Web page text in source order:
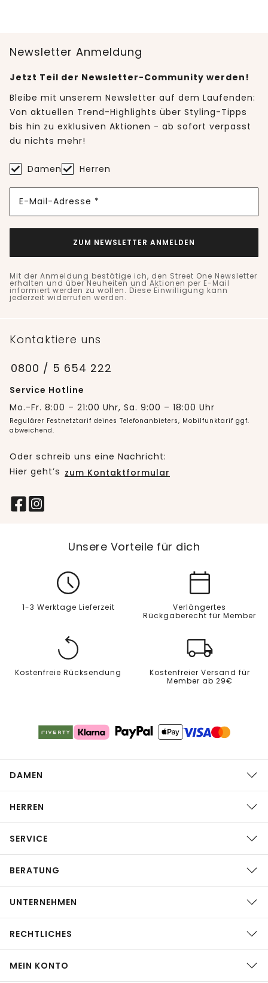
Newsletter Anmeldung
Jetzt Teil der Newsletter-Community werden!
Bleibe mit unserem Newsletter auf dem Laufenden:
Von aktuellen Trend-Highlights über Styling-Tipps
bis hin zu exklusiven Aktionen - ab sofort verpasst
du nichts mehr!
Damen Herren
E-Mail-Adresse *
ZUM NEWSLETTER ANMELDEN
Mit der Anmeldung bestätige ich, den Street One Newsletter
erhalten und über Neuheiten und Aktionen per E-Mail
informiert werden zu wollen. Diese Einwilligung kann
jederzeit widerrufen werden.
Kontaktiere uns
0800 / 5 654 222
Service Hotline
Mo.-Fr. 8:00 – 21:00 Uhr, Sa. 9:00 – 18:00 Uhr
Regulärer Festnetztarif deines Telefonanbieters, Mobilfunktarif ggf.
abweichend.
Oder schreib uns eine Nachricht:
Hier geht’s zum Kontaktformular
Unsere Vorteile für dich
1-3 Werktage Lieferzeit
Verlängertes
Rückgaberecht für Member
Kostenfreie Rücksendung
Kostenfreier Versand für
Member ab 29€
DAMEN
HERREN
SERVICE
BERATUNG
UNTERNEHMEN
RECHTLICHES
MEIN KONTO